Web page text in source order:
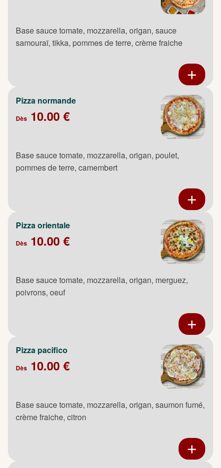
Base sauce tomate, mozzarella, origan, sauce
samouraï, tikka, pommes de terre, crème fraiche
Pizza normande
Dès 10.00 €
Base sauce tomate, mozzarella, origan, poulet,
pommes de terre, camembert
Pizza orientale
Dès 10.00 €
Base sauce tomate, mozzarella, origan, merguez,
poivrons, oeuf
Pizza pacifico
Dès 10.00 €
Base sauce tomate, mozzarella, origan, saumon fumé,
crème fraiche, citron